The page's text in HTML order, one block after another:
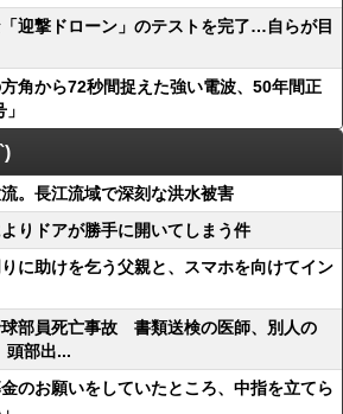
迎撃ドローン」のテストを完了…自らが目
角から72秒間捉えた強い電波、50年間正
。長江流域で深刻な洪水被害
りドアが勝手に開いてしまう件
に助けを乞う父親と、スマホを向けてイン
球部員死亡事故 書類送検の医師、別人の
部出...
のお願いをしていたところ、中指を立てら